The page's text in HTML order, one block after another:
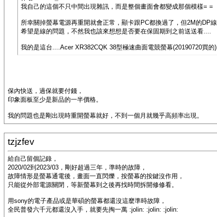
我自己的這個不只中間出現雜訊，而是整個畫面會都變成那個模樣= =
所幸關掉螢幕電源再重開就會正常，顯卡跟PC都換過了，但2M的DP
希望是線的問題，不然我也該來想想是否要在保固期到之前送送看....
我的是這台....Acer XR382CQK 38型極速曲面電競螢幕(20190720買的)
保內快送，過保就要付錢，
印象面板至少是新品的一半價格。
我的問題也是剛出現時重開螢幕就好，不到一個月就幾乎高頻率出現。
tzjzfev
給自己留個記錄，
2020/02到2023/03，剛好超過三年，準時的故障，
故障情形是螢幕通電後，畫面一直閃爍，按螢幕的按鍵沒作用，
只能從外部電源關閉，等新螢幕到之後再找時間拆開修修看。
用sony的電子產品或是華碩的螢幕都還沒這麼準時故障，
全民普發六千元都還沒入手，就要先掏一萬 :jolin: :jolin: :jolin: